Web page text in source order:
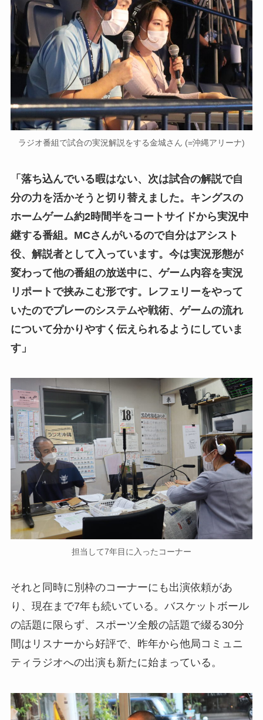
ラジオ番組で試合の実況解説をする金城さん (=沖縄アリーナ)
「落ち込んでいる暇はない、次は試合の解説で自
分の力を活かそうと切り替えました。キングスの
ホームゲーム約2時間半をコートサイドから実況中
継する番組。MCさんがいるので自分はアシスト
役、解説者として入っています。今は実況形態が
変わって他の番組の放送中に、ゲーム内容を実況
リポートで挟みこむ形です。レフェリーをやって
いたのでプレーのシステムや戦術、ゲームの流れ
について分かりやすく伝えられるようにしていま
す」
担当して7年目に入ったコーナー
それと同時に別枠のコーナーにも出演依頼があ
り、現在まで7年も続いている。バスケットボール
の話題に限らず、スポーツ全般の話題で綴る30分
間はリスナーから好評で、昨年から他局コミュニ
ティラジオへの出演も新たに始まっている。